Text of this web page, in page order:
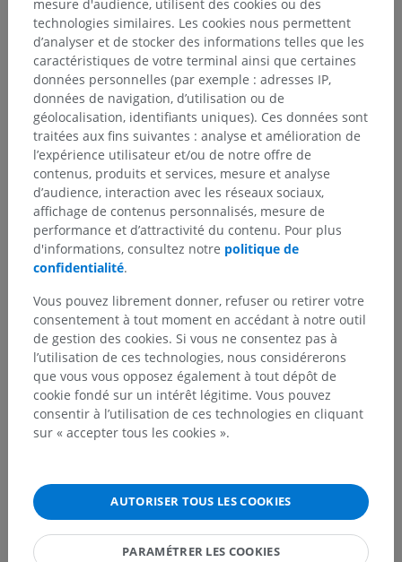
Anatomy (20th U.S. edition of Gray's Anatomy of the Human Body,
published in 1918 – from http://www.bartleby.com/107/).
Galerie
Hiérarchie anatomique
mesure d'audience, utilisent des cookies ou des
technologies similaires. Les cookies nous permettent
d’analyser et de stocker des informations telles que les
caractéristiques de votre terminal ainsi que certaines
données personnelles (par exemple : adresses IP,
données de navigation, d’utilisation ou de
géolocalisation, identifiants uniques). Ces données sont
traitées aux fins suivantes : analyse et amélioration de
l’expérience utilisateur et/ou de notre offre de
contenus, produits et services, mesure et analyse
d’audience, interaction avec les réseaux sociaux,
affichage de contenus personnalisés, mesure de
performance et d’attractivité du contenu. Pour plus
d'informations, consultez notre politique de
confidentialité.
Vous pouvez librement donner, refuser ou retirer votre
consentement à tout moment en accédant à notre outil
de gestion des cookies. Si vous ne consentez pas à
l’utilisation de ces technologies, nous considérerons
que vous vous opposez également à tout dépôt de
cookie fondé sur un intérêt légitime. Vous pouvez
consentir à l’utilisation de ces technologies en cliquant
sur « accepter tous les cookies ».
AUTORISER TOUS LES COOKIES
PARAMÉTRER LES COOKIES